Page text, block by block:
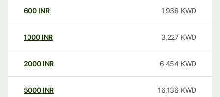
600 INR 1,936 KWD
1000 INR 3,227 KWD
2000 INR 6,454 KWD
5000 INR 16,136 KWD